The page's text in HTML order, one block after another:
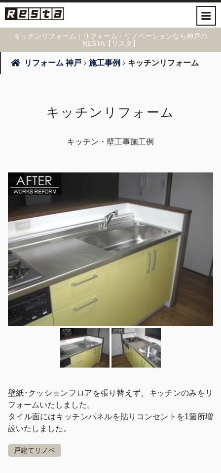
キッチンリフォーム｜リフォーム・リノベーションなら神戸の
RESTA【リスタ】
リフォーム 神戸 施工事例 キッチンリフォーム
キッチンリフォーム
キッチン・壁工事施工例
壁紙･クッションフロアを張り替えず、キッチンのみをリ
フォームいたしました。
タイル面にはキッチンパネルを貼りコンセントを1箇所増
設いたしました。
戸建てリノベ